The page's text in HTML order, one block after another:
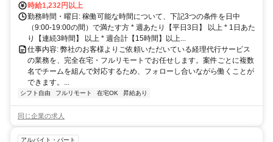
時給1,232円以上
勤務時間・曜日: 稼働可能な時間について、下記3つの条件を日中
（9:00-19:00の間）で満たす方 * 週あたり【平日3日】 以上 * 1日あた
り【連続3時間】 以上 * 週合計【15時間】以上...
仕事内容: 弊社のお客様よりご依頼いただいている経理代行サービス
の業務を、完全在宅・フルリモートでお任せします。案件ごとに複数
名でチームを組んで対応するため、フォローし合いながら働くことが
できます。...
シフト自由 フルリモート 在宅OK 昇給あり
同じ企業の求人
アルバイト・パート